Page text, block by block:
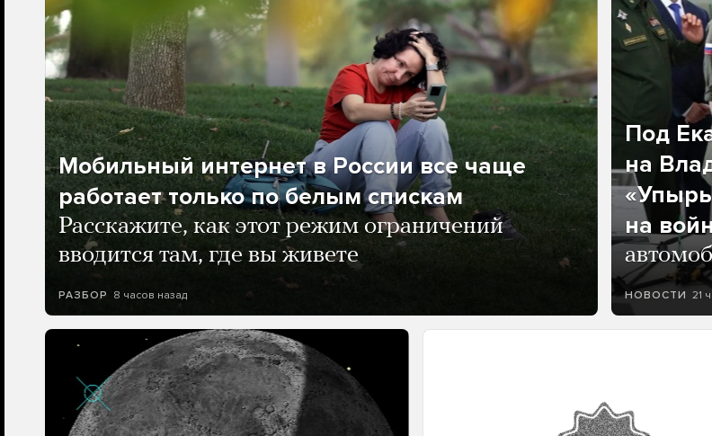
Мобильный интернет в России все чаще
работает только по белым спискам
Расскажите, как этот режим ограничений
вводится там, где вы живете
РАЗБОР 8 часов назад
Под
на
на
НОВОСТИ 21